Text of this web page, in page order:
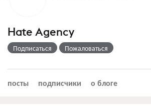
Hate Agency
Подписаться Пожаловаться
посты подписчики о блоге